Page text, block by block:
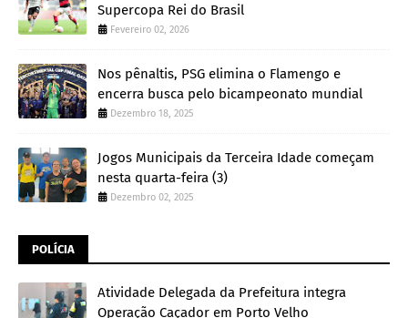
Supercopa Rei do Brasil
Fevereiro 02, 2026
Nos pênaltis, PSG elimina o Flamengo e
encerra busca pelo bicampeonato mundial
Dezembro 18, 2025
Jogos Municipais da Terceira Idade começam
nesta quarta-feira (3)
Dezembro 02, 2025
POLÍCIA
Atividade Delegada da Prefeitura integra
Operação Caçador em Porto Velho